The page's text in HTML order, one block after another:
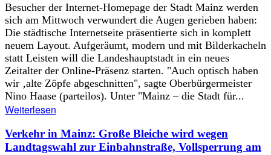
Besucher der Internet-Homepage der Stadt Mainz werden
sich am Mittwoch verwundert die Augen gerieben haben:
Die städtische Internetseite präsentierte sich in komplett
neuem Layout. Aufgeräumt, modern und mit Bilderkacheln
statt Leisten will die Landeshauptstadt in ein neues
Zeitalter der Online-Präsenz starten. "Auch optisch haben
wir ‚alte Zöpfe abgeschnitten", sagte Oberbürgermeister
Nino Haase (parteilos). Unter "Mainz – die Stadt für...
Weiterlesen
Verkehr in Mainz: Große Bleiche wird wegen
Landtagswahl zur Einbahnstraße, Vollsperrung am